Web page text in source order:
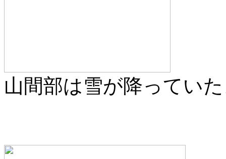
山間部は雪が降ってい